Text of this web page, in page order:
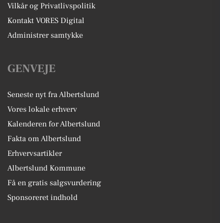
Vilkår og Privatlivspolitik
Kontakt VORES Digital
Administrer samtykke
GENVEJE
Seneste nyt fra Albertslund
Vores lokale erhverv
Kalenderen for Albertslund
Fakta om Albertslund
Erhvervsartikler
Albertslund Kommune
Få en gratis salgsvurdering
Sponsoreret indhold